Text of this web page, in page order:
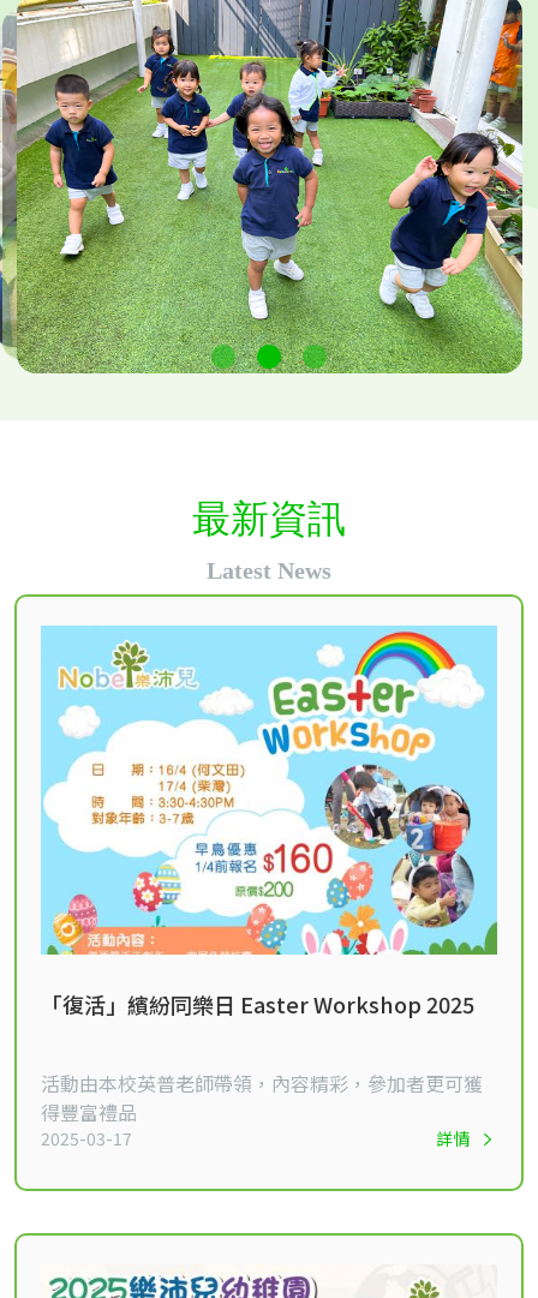
最新資訊
Latest News
「復活」繽紛同樂日 Easter Workshop 2025
活動由本校英普老師帶領，內容精彩，參加者更可獲
得豐富禮品
2025-03-17 詳情